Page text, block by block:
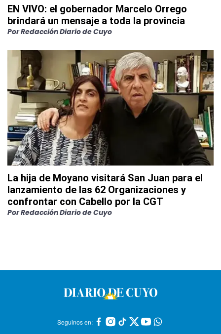
EN VIVO: el gobernador Marcelo Orrego
brindará un mensaje a toda la provincia
PorRedacción Diario de Cuyo
La hija de Moyano visitará San Juan para el
lanzamiento de las 62 Organizaciones y
confrontar con Cabello por la CGT
PorRedacción Diario de Cuyo
Seguinos en: